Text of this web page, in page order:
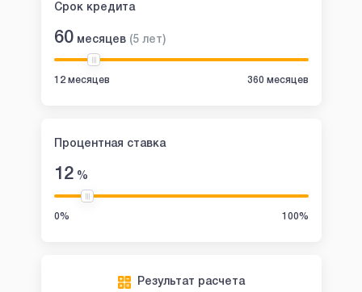
Срок кредита
60 месяцев (5 лет)
12 месяцев 360 месяцев
Процентная ставка
12%
0% 100%
Результат расчета